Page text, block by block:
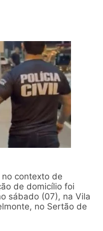
contexto de
de domicílio foi
sábado (07), na Vila
no Sertão de